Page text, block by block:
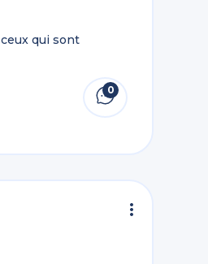
qui sont
0